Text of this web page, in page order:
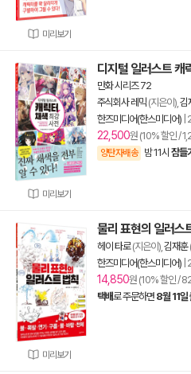
미리보기
미리보기
디지털 일러스트 캐
만화 시리즈 72
주식회사 레믹 (지은이), 김
한즈미디어(한스미디어)
22,500원 (10% 할인 /
양탄자배송 밤 11시 잠들
미리보기
물리 표현의 일러스
헤이 타로(지은이), 김재훈
한즈미디어(한스미디어)
14,850원 (10% 할인 /
택배로 주문하면 8월 11일